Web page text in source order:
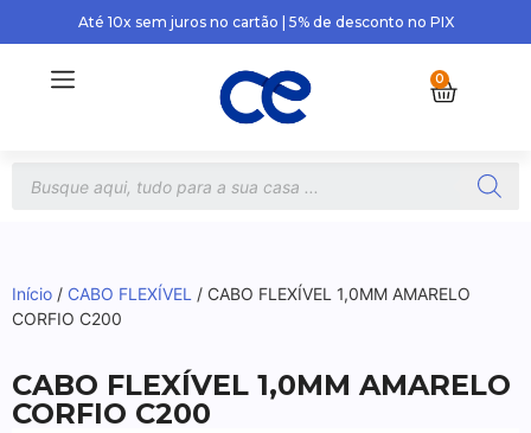
Até 10x sem juros no cartão | 5% de desconto no PIX
0
Início / CABO FLEXÍVEL / CABO FLEXÍVEL 1,0MM AMARELO
CORFIO C200
CABO FLEXÍVEL 1,0MM AMARELO
CORFIO C200